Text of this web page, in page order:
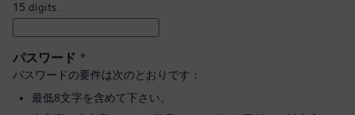
15 digits.
パスワード *
パスワードの要件は次のとおりです：
最低8文字を含めて下さい。